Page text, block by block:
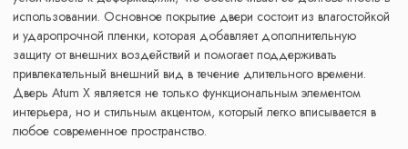
использовании. Основное покрытие двери состоит из влагостойкой
и ударопрочной пленки, которая добавляет дополнительную
защиту от внешних воздействий и помогает поддерживать
привлекательный внешний вид в течение длительного времени.
Дверь Atum X является не только функциональным элементом
интерьера, но и стильным акцентом, который легко вписывается в
любое современное пространство.